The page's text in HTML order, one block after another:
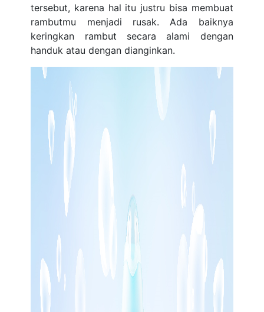
tersebut, karena hal itu justru bisa membuat
rambutmu menjadi rusak. Ada baiknya
keringkan rambut secara alami dengan
handuk atau dengan dianginkan.